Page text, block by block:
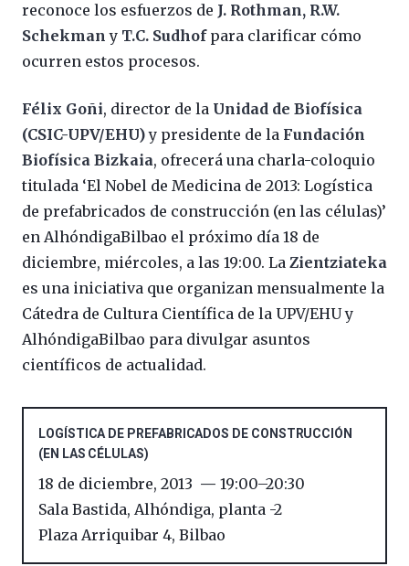
reconoce los esfuerzos de J. Rothman, R.W.
Schekmany T.C. Sudhofpara clarificar cómo
ocurren estos procesos.
Félix Goñi, director de la Unidad de Biofísica
(CSIC-UPV/EHU)y presidente de la Fundación
Biofísica Bizkaia, ofrecerá una charla-coloquio
titulada ‘El Nobel de Medicina de 2013: Logística
de prefabricados de construcción (en las células)’
en AlhóndigaBilbao el próximo día 18 de
diciembre, miércoles, a las 19:00. La Zientziateka
es una iniciativa que organizan mensualmente la
Cátedra de Cultura Científica de la UPV/EHU y
AlhóndigaBilbao para divulgar asuntos
científicos de actualidad.
LOGÍSTICA DE PREFABRICADOS DE CONSTRUCCIÓN
(EN LAS CÉLULAS)
18 de diciembre, 2013 19:00–20:30
Sala Bastida, Alhóndiga, planta -2
Plaza Arriquibar 4, Bilbao